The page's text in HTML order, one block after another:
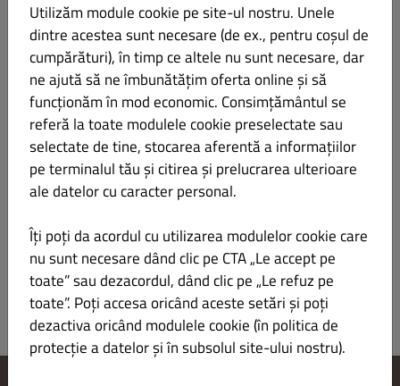
ardei gras, roșii proaspete și roșii din conservă, 2 ouă, ceapă
verde, brânză
feta, pătrunjel, sare, piper, pâine prăjită, ardei iute, chimion -
450g
Clătite americane cu nutella 44.00 LEI
Utilizăm module cookie pe site-ul nostru. Unele
dintre acestea sunt necesare (de ex., pentru coșul de
cumpărături), în timp ce altele nu sunt necesare, dar
ne ajută să ne îmbunătățim oferta online și să
funcționăm în mod economic. Consimțământul se
referă la toate modulele cookie preselectate sau
selectate de tine, stocarea aferentă a informațiilor
pe terminalul tău și citirea și prelucrarea ulterioare
ale datelor cu caracter personal.
Îți poți da acordul cu utilizarea modulelor cookie care
nu sunt necesare dând clic pe CTA „Le accept pe
toate” sau dezacordul, dând clic pe „Le refuz pe
toate”. Poți accesa oricând aceste setări și poți
dezactiva oricând modulele cookie (în politica de
protecție a datelor și în subsolul site-ului nostru).